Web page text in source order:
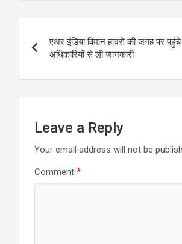
navigation
एअर इंडिया विमान हादसे की जगह पर पहुंचे
अधिकारियों से ली जानकारी
Leave a Reply
Your email address will not be
Comment *